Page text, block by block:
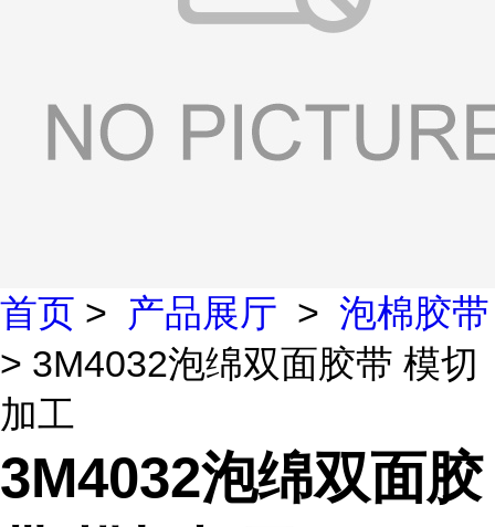
首页 > 产品展厅 > 泡棉胶带
> 3M4032泡绵双面胶带 模切
加工
3M4032泡绵双面胶